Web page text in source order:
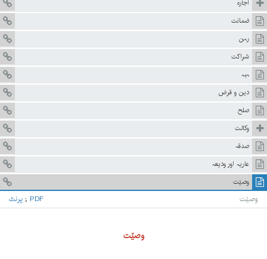
اجارہ
ضمانت
رہن
شراکت
ہبہ
دین و قرض
صلح
وکالت
صدقہ
عاریہ اور ودیعہ
وصیّت
وصیّت پرنٹ ;PDF
وصیّت